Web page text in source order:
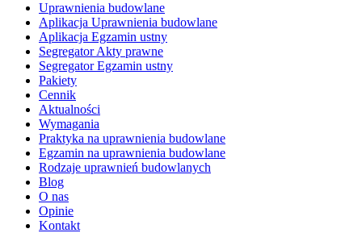
Uprawnienia budowlane
Aplikacja Uprawnienia budowlane
Aplikacja Egzamin ustny
Segregator Akty prawne
Segregator Egzamin ustny
Pakiety
Cennik
Aktualności
Wymagania
Praktyka na uprawnienia budowlane
Egzamin na uprawnienia budowlane
Rodzaje uprawnień budowlanych
Blog
O nas
Opinie
Kontakt